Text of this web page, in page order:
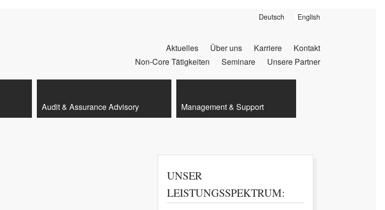
Deutsch English
Aktuelles Über uns Karriere
Kontakt
Non-Core Tätigkeiten
Seminare Unsere Partner
Audit & Assurance Advisory Management & Support
UNSER
LEISTUNGSSPEKTRUM: